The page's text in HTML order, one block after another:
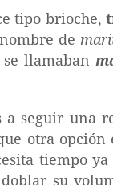
tipo brioche,
de
llamaban
a seguir una
otra opción
tiempo
su